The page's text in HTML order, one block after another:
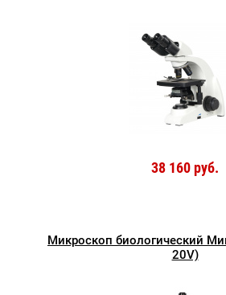
38 160 руб.
Микроскоп биологический
20V)